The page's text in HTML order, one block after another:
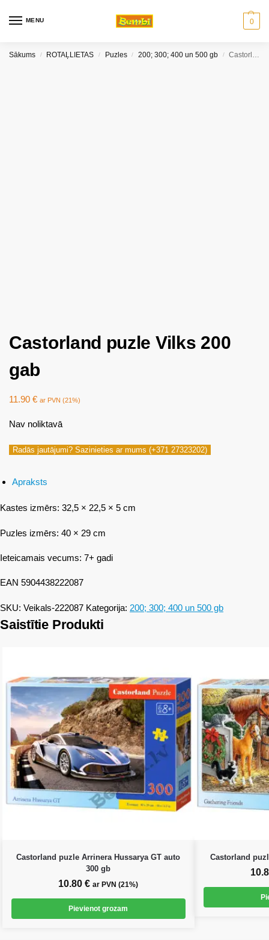
MENU 0
Sākums / ROTAĻLIETAS / Puzles / 200; 300; 400 un 500 gb / Castorland puzle Vilks 200 gab
Castorland puzle Vilks 200
gab
11.90 € ar PVN (21%)
Nav noliktavā
Radās jautājumi? Sazinieties ar mums (+371 27323202)
Apraksts
Kastes izmērs: 32,5 × 22,5 × 5 cm
Puzles izmērs: 40 × 29 cm
Ieteicamais vecums: 7+ gadi
EAN 5904438222087
SKU: Veikals-222087 Kategorija: 200; 300; 400 un 500 gb
Saistītie Produkti
Castorland puzle Arrinera Hussarya GT auto
300 gb
10.80€ ar PVN (21%)
Pievienot grozam
Castorland